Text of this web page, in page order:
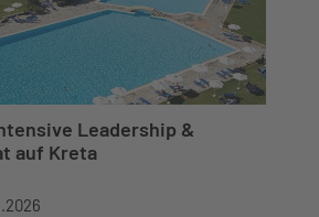
Leadership &
auf Kreta